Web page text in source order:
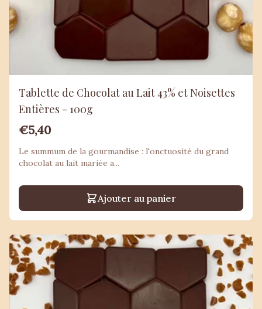
Tablette de Chocolat au Lait 43% et Noisettes
Entières - 100g
€5,40
Le summum de la gourmandise : l'onctuosité du grand
chocolat au lait mariée a...
Ajouter au panier